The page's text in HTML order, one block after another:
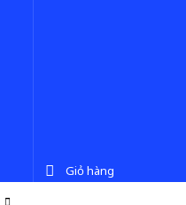
Giỏ hàng